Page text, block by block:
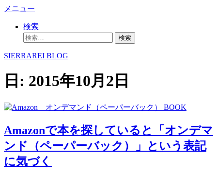
コ
へ
キ
ッ
メニュー
検索
検
SIERRAREI BLOG
日: 2015年10月2日
BOOK
Amazonで本を探していると「オンデマ
ンド（ペーパーバック）」という表記
に気づく